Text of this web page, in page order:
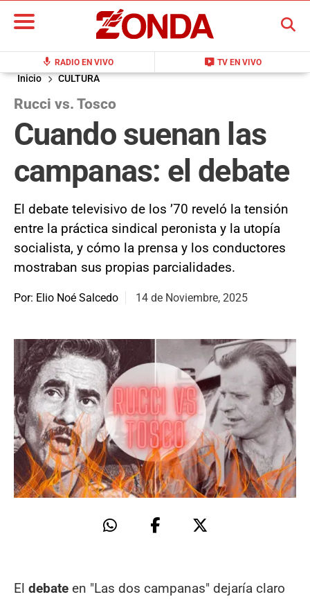
mic RADIO EN VIVO live_tv TV EN VIVO
BUSCAR
Inicio CULTURA
Rucci vs. Tosco
Cuando suenan las
campanas: el debate
El debate televisivo de los ’70 reveló la tensión
entre la práctica sindical peronista y la utopía
socialista, y cómo la prensa y los conductores
mostraban sus propias parcialidades.
Por: Elio Noé Salcedo 14 de Noviembre, 2025
El debate en "Las dos campanas" dejaría claro